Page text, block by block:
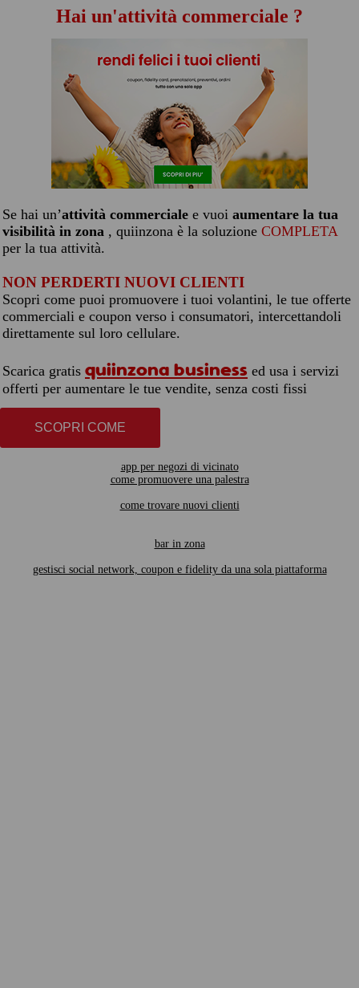
Hai un'attività commerciale ?
Se hai un’attività commerciale e vuoi aumentare la tua
visibilità in zona , quiinzona è la soluzione COMPLETA
per la tua attività.
NON PERDERTI NUOVI CLIENTI
Scopri come puoi promuovere i tuoi volantini, le tue offerte
commerciali e coupon verso i consumatori, intercettandoli
direttamente sul loro cellulare.
Scarica gratis quiinzona business ed usa i servizi
offerti per aumentare le tue vendite, senza costi fissi
SCOPRI COME
app per negozi di vicinato
come promuovere una palestra
come trovare nuovi clienti
bar in zona
gestisci social network, coupon e fidelity da una sola piattaforma